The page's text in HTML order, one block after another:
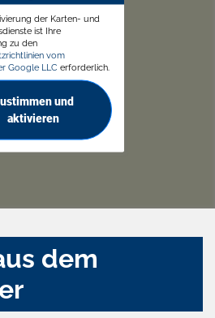
der Karten- und
ist Ihre
zu den
vom
Google LLC erforderlich.
und
aktivieren
dem